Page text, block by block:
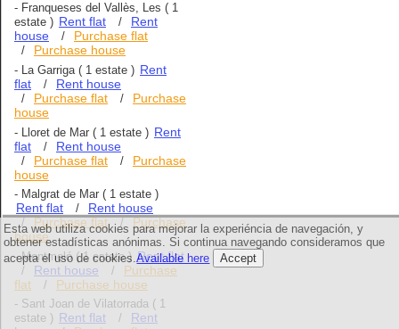
- Franqueses del Vallès, Les ( 1
estate ) Rent flat /
Rent
house
/ Purchase flat
/ Purchase house
- La Garriga( 1 estate ) Rent
flat
/ Rent house
/ Purchase flat /
Purchase
house
- Lloret de Mar ( 1 estate ) Rent
flat
/ Rent house
/ Purchase flat /
Purchase
house
- Malgrat de Mar ( 1 estate )
Rent flat / Rent house
/ Purchase flat /
Purchase
house
-Montmeló( 1 estate ) Rent flat
/ Rent house /
Purchase
flat
/ Purchase house
- Sant Joan de Vilatorrada ( 1
estate ) Rent flat /
Rent
Esta web utiliza cookies para mejorar la experiéncia de navegación, y
obtener estadísticas anónimas. Si continua navegando consideramos que
acepta el uso de cookies.Available here Accept